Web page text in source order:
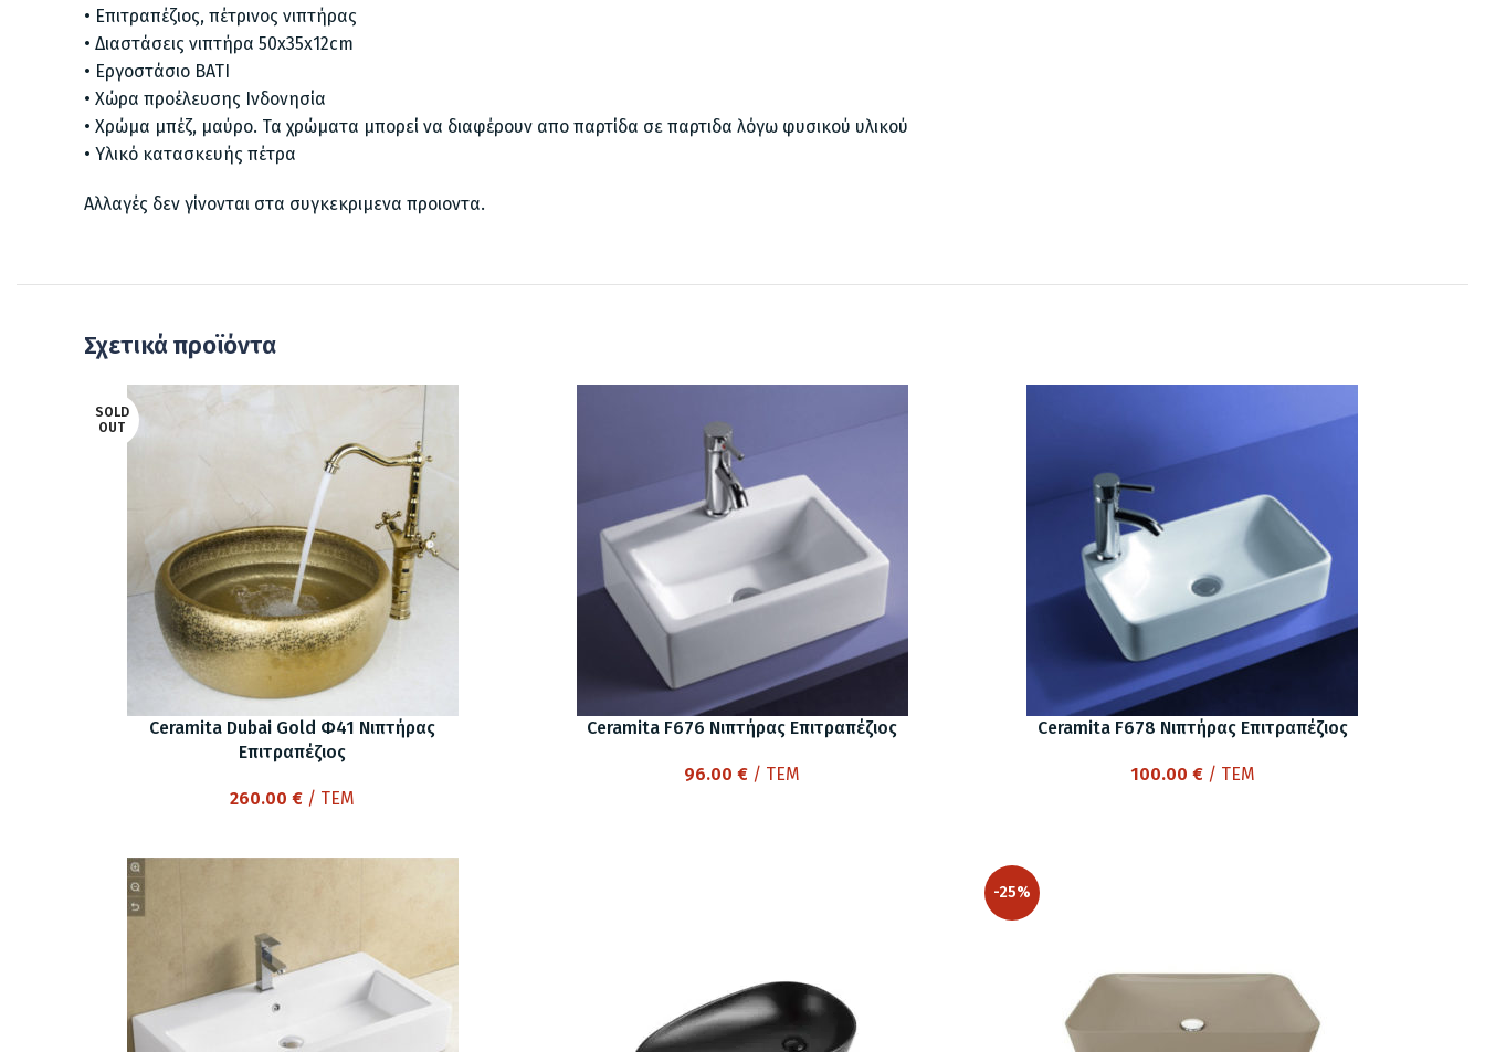
• Επιτραπέζιος, πέτρινος νιπτήρας
• Διαστάσεις νιπτήρα 50x35x12cm
• Εργοστάσιο BATI
• Χώρα προέλευσης Ινδονησία
• Χρώμα μπέζ, μαύρο. Τα χρώματα μπορεί να διαφέρουν απο παρτίδα σε παρτιδα λόγω φυσικού υλικού
• Υλικό κατασκευής πέτρα
Αλλαγές δεν γίνονται στα συγκεκριμενα προιοντα.
Σχετικά προϊόντα
SOLD
OUT
Ceramita Dubai Gold Φ41 Νιπτήρας
Επιτραπέζιος
260.00€ / ΤΕΜ
Ceramita F676 Νιπτήρας Επιτραπέζιος
96.00€ / ΤΕΜ
Ceramita F678 Νιπτήρας Επιτραπέζιος
100.00 €/ ΤΕΜ
-25%